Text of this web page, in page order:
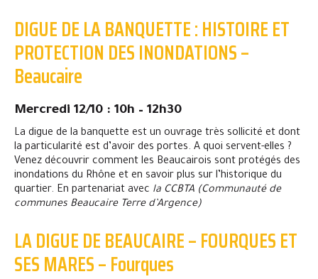
DIGUE DE LA BANQUETTE : HISTOIRE ET
PROTECTION DES INONDATIONS –
Beaucaire
Mercredi 12/10 : 10h – 12h30
La digue de la banquette est un ouvrage très sollicité et dont
la particularité est d’avoir des portes. A quoi servent-elles ?
Venez découvrir comment les Beaucairois sont protégés des
inondations du Rhône et en savoir plus sur l’historique du
quartier. En partenariat avec la CCBTA (Communauté de
communes Beaucaire Terre d’Argence)
LA DIGUE DE BEAUCAIRE – FOURQUES ET
SES MARES – Fourques